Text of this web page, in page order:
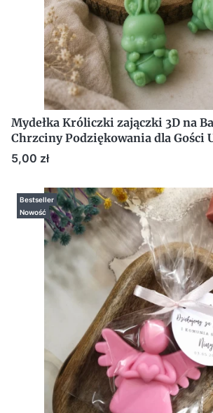
Mydełka Króliczki zajączki 3D na
Chrzciny Podziękowania dla Gości
Upominek
Cena
5,00 zł
Bestseller
Nowość